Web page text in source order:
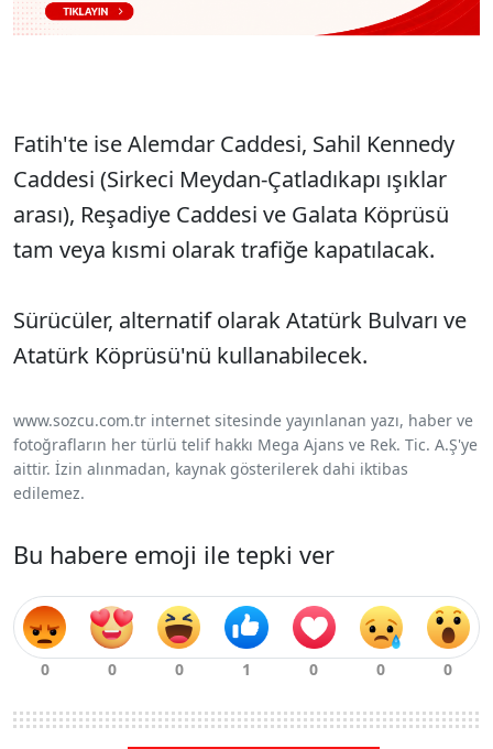
Fatih'te ise Alemdar Caddesi, Sahil Kennedy
Caddesi (Sirkeci Meydan-Çatladıkapı ışıklar
arası), Reşadiye Caddesi ve Galata Köprüsü
tam veya kısmi olarak trafiğe kapatılacak.
Sürücüler, alternatif olarak Atatürk Bulvarı ve
Atatürk Köprüsü'nü kullanabilecek.
www.sozcu.com.tr internet sitesinde yayınlanan yazı, haber ve
fotoğrafların her türlü telif hakkı Mega Ajans ve Rek. Tic. A.Ş'ye
aittir. İzin alınmadan, kaynak gösterilerek dahi iktibas
edilemez.
Bu habere emoji ile tepki ver